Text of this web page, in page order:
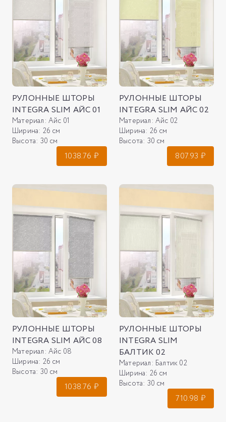
РУЛОННЫЕ ШТОРЫ
INTEGRA SLIM АЙС 01
Материал: Айс 01
Ширина: 26 см
Высота: 30 см
1038.76 ₽
РУЛОННЫЕ ШТОРЫ
INTEGRA SLIM АЙС 02
Материал: Айс 02
Ширина: 26 см
Высота: 30 см
807.93 ₽
РУЛОННЫЕ ШТОРЫ
INTEGRA SLIM АЙС 08
Материал: Айс 08
Ширина: 26 см
Высота: 30 см
1038.76 ₽
РУЛОННЫЕ ШТОРЫ
INTEGRA SLIM
БАЛТИК 02
Материал: Балтик 02
Ширина: 26 см
Высота: 30 см
710.98 ₽